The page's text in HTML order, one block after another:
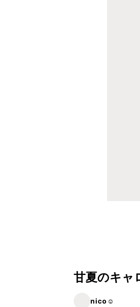
甘夏のキャ
nico☺︎